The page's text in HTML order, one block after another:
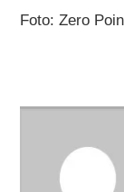
Foto: Zero